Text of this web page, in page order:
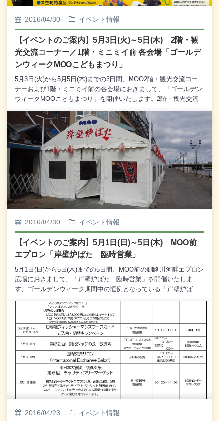
2016/04/30 イベント情報
【イベントのご案内】5月3日(火)～5日(木) 2階・観
光交流コーナー／1階・ミニミイ前 各会場「ゴールデ
ンウィークMOOこどもまつり」
5月3日(火)から5月5日(木)までの3日間、MOO2階・観光交流コー
ナーおよび1階・ミニミイ前の各会場におきまして、「ゴールデン
ウィークMOOこどもまつり」を開催いたします。2階・観光交流
「ハムスター and ねずみレース」のほか、「こども縁日」や「ち
びっこ遊具広場」、「ネイル体験」、「バルーンアレンジ」など
を行い、お子さま向けのイベント広場となります。また、コッコ
ロ卵、焼菓子、革小物などの販売コーナーもご用意いたします。1
階・ミニミイ前の特設会場では、「くるみボタンのヘアアクセサ
リー」、「フワフワねんどのお花作り」などの各種体験コーナー
の他、MOO館内3,000円お買い上げでご参加いただける「ガラポ
ン抽選会」を行います。開催時間は5月3日と4日が10：00～17：
00、最終日の5日は10：00～15：00となっております。ゴールデ
ンウィークはご家族お揃いで「ゴールデンウィークMOOこどもま
＜＜ゴールデンウィークMOOこどもまつり＞＞ 5月3日(火)～5
00～15：00 ○ 2階 観光交流コーナー 特設会場 ・爬虫
類＆猛禽類大集合 ヘビ、カメ、カエル、小動物がやっ
てくる！ ・ハムスター and ねずみレース (有料)
誰が一番早くゴールするかな？ 1位を当てよう！ ・爬虫類
と記念撮影 (無料) ・金魚すくい＆ザリガニ＆イモリ＆ウー
パールーパー釣り (有料) ・動物ふれあいコーナー (無
料 ・ちびっこ遊具広場 (無料 ・体験コーナー［有
料］ 「ちびっこネイル」 「バルーンアレンジ」ほ
か ・販売コーナー 「コッコロ卵 & 焼菓子」(卵ら
んハウス) 「カラフル風船＆ヨーヨー釣り」(スマイルズ
バルーン) 「手作り革小物」(馬木葉クラブ)
「大空町特産品」(アンテナショップほのか) ○ 1階 ミニミイ
前 特設会場 ・体験コーナー［有料］ 「くるみ
ボタンのヘアアクセサリー」 「フワフワねんどのお花
作り」 他 ・ガラポン抽選会 MOO館内お買い上げ
3,000円ごとの当日のレシート1枚で 1回、MOOお買い
に参加することができます。
2016/04/30 イベント情報
【イベントのご案内】5月1日(日)～5日(木) MOO前
エプロン「岸壁炉ばた 臨時営業」
5月1日(日)から5日(木)までの5日間、MOO前の釧路川河畔エプロン
広場におきまして、「岸壁炉ばた 臨時営業」を開催いたしま
す。ゴールデンウィーク期間中の恒例となっている「岸壁炉ば
のご期待のお応えして今年は5月1日から5日間の開催といたしまし
た。すでに岸壁炉ばたのテントも建ち、テント内の設備や装飾も
整えて、お客様をお迎えする準備ができております。今シーズン
の本格オープンを前に、一度今シーズンの炉ばたの練習も兼ね
て、ご利用いただいてはいかがでしょうか。なお、営業時間は3日
間とも12：00から19：00までとなっております。臨時営業につき
夜の営業はいたしませんので、ご了承くださいませ。皆様のお越
しを心からお待ち申し上げております。 ※「岸壁炉ばた 臨時
営業」は、本営業とは違って、炉ばたチケットの販売は いた
しません。 この期間のみ、食材の購入は現金でお買い上げい
上げます。
2016/04/23 イベント情報